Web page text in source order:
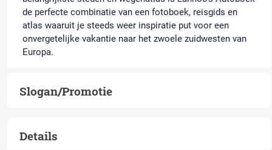
de perfecte combinatie van een fotoboek, reisgids en
atlas waaruit je steeds weer inspiratie put voor een
onvergetelijke vakantie naar het zwoele zuidwesten van
Europa.
Slogan/Promotie
Details